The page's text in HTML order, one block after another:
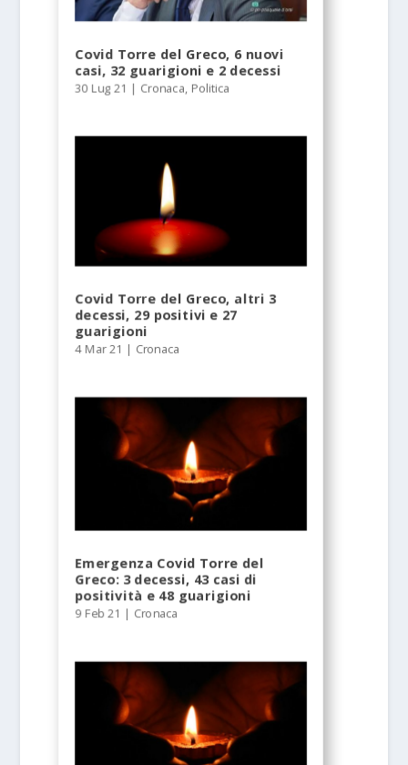
Covid Torre del Greco, 6 nuovi
casi, 32 guarigioni e 2 decessi
30 Lug 21 | Cronaca, Politica
Covid Torre del Greco, altri 3
decessi, 29 positivi e 27
guarigioni
4 Mar 21 | Cronaca
Emergenza Covid Torre del
Greco: 3 decessi, 43 casi di
positività e 48 guarigioni
9 Feb 21 | Cronaca